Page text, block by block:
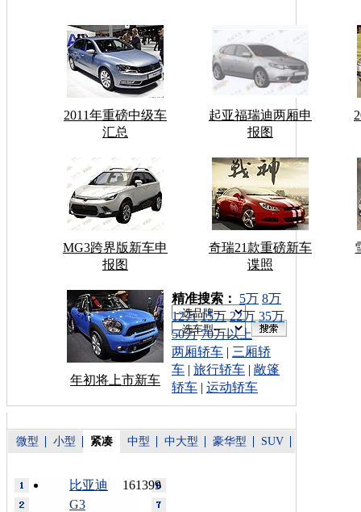
2011年重磅中级车
汇总
起亚福瑞迪两厢申
报图
MG3跨界版新车申
报图
奇瑞21款重磅新车
谍照
年初将上市新车
车型搜索：
精准搜索： 5万 8万
12万 15万 22万 35万
50万 70万以上
两厢轿车 | 三厢轿
车 | 旅行轿车 | 敞篷
轿车 | 运动轿车
微型 小型 紧凑 中型 中大型 豪华型 SUV
161399
比亚迪
G3